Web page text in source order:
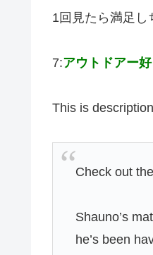
1回見たら満足し
7:アウトドアー好
This is description
Check out
Shauno’s
he’s been